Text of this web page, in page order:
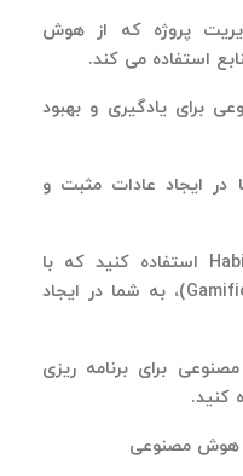
پروژه که از هوش
استفاده می کند.
برای یادگیری و بهبود
ایجاد عادات مثبت و
استفاده کنید که با
، به شما در ایجاد
برای برنامه ریزی
کنید.
هوش مصنوعی